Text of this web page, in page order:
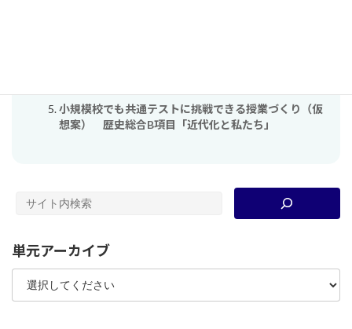
小規模校でも共通テストに挑戦できる授業づくり（仮
想案） 歴史総合B項目「近代化と私たち」
単元アーカイブ